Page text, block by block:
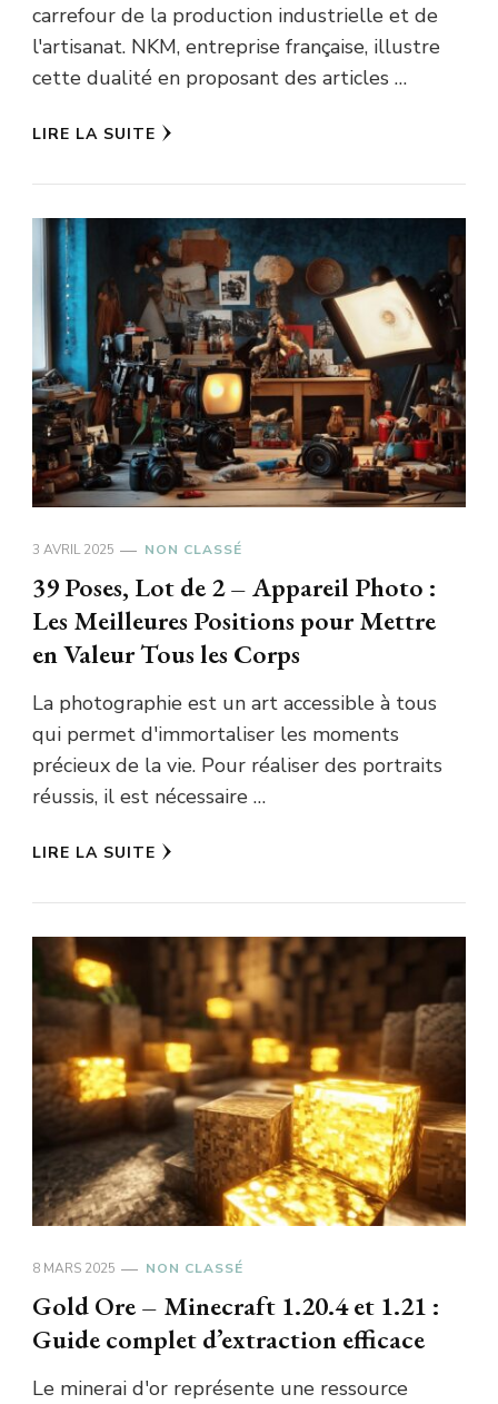
carrefour de la production industrielle et de
l'artisanat. NKM, entreprise française, illustre
cette dualité en proposant des articles …
LIRE LA SUITE
3 AVRIL 2025 NON CLASSÉ
39 Poses, Lot de 2 – Appareil Photo :
Les Meilleures Positions pour Mettre
en Valeur Tous les Corps
La photographie est un art accessible à tous
qui permet d'immortaliser les moments
précieux de la vie. Pour réaliser des portraits
réussis, il est nécessaire …
LIRE LA SUITE
8 MARS 2025 NON CLASSÉ
Gold Ore – Minecraft 1.20.4 et 1.21 :
Guide complet d’extraction efficace
Le minerai d'or représente une ressource